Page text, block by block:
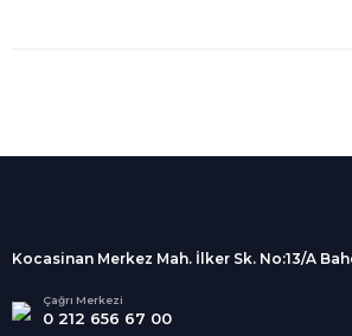
Alışveriş
kargolanmaktadır.
Tüm Kredi Kartlarına taksit
seçenekleri
Kocasinan Merkez Mah. İlker Sk. No:13/A
Çağrı Merkezi
0 212 656 67 00